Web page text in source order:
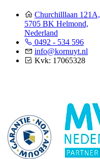
Churchilllaan 121A,
5705 BK Helmond,
Nederland
0492 - 534 596
info@kornuyt.nl
Kvk: 17065328